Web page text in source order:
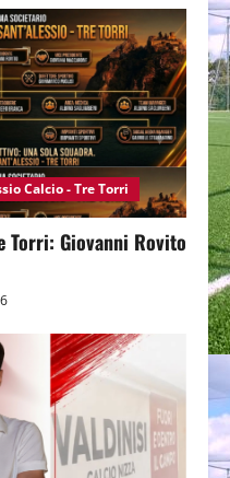
Calcio - Tre Torri
Torri: Giovanni Rovito